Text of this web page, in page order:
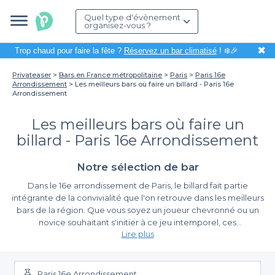
Quel type d'évènement
organisez-vous ?
Trop chaud pour faire la fête ? Réservez un bar climatisé! ❄️🎉 ✖
Privateaser Bars en France métropolitaine Paris
Paris 16e
Arrondissement
Les meilleurs bars où faire un billard - Paris 16e
Arrondissement
Les meilleurs bars où faire un
billard - Paris 16e Arrondissement
Notre sélection de bar
Dans le 16e arrondissement de Paris, le billard fait partie
intégrante de la convivialité que l'on retrouve dans les meilleurs
bars de la région. Que vous soyez un joueur chevronné ou un
novice souhaitant s'initier à ce jeu intemporel, ces
établissements offrent le cadre idéal pour passer un moment
billard est une solution parfaite pour allier détente et
amusement, sans oublier l'opportunité de déguster de
Un choix varié d'établissements avec Privateaser
Lire plus